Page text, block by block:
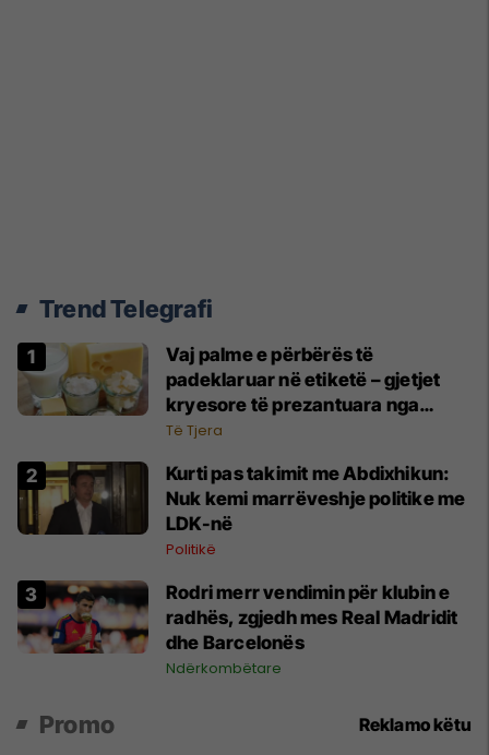
Trend Telegrafi
Vaj palme e përbërës të
padeklaruar në etiketë – gjetjet
kryesore të prezantuara nga
AUV-i pas kontrollit në sektorin e
Të Tjera
Kurti pas takimit me Abdixhikun:
Nuk kemi marrëveshje politike me
LDK-në
Politikë
Rodri merr vendimin për klubin e
radhës, zgjedh mes Real Madridit
dhe Barcelonës
Ndërkombëtare
Promo Reklamo këtu